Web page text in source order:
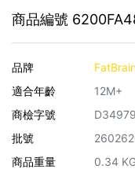
商品編號
品牌
適合年齡
12M+
商檢字號
D34979
批號
商品重量
0.34